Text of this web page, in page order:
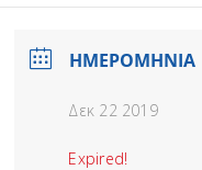
ΗΜΕΡΟΜΗΝΙΑ
Δεκ 22 2019
Expired!